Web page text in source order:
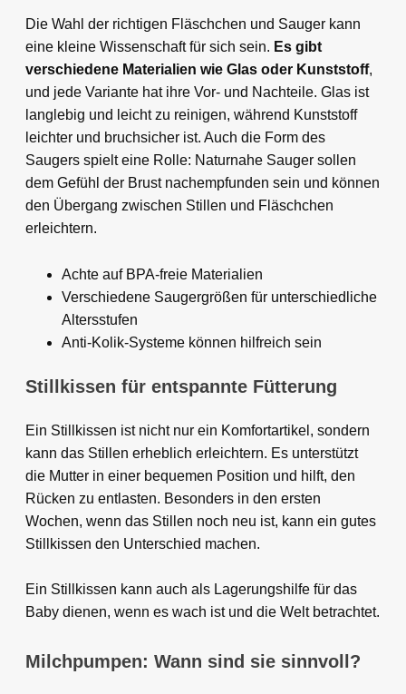
Die Wahl der richtigen Fläschchen und Sauger kann
eine kleine Wissenschaft für sich sein. Es gibt
verschiedene Materialien wie Glas oder Kunststoff,
und jede Variante hat ihre Vor- und Nachteile. Glas ist
langlebig und leicht zu reinigen, während Kunststoff
leichter und bruchsicher ist. Auch die Form des
Saugers spielt eine Rolle: Naturnahe Sauger sollen
dem Gefühl der Brust nachempfunden sein und können
den Übergang zwischen Stillen und Fläschchen
erleichtern.
Achte auf BPA-freie Materialien
Verschiedene Saugergrößen für unterschiedliche
Altersstufen
Anti-Kolik-Systeme können hilfreich sein
Stillkissen für entspannte Fütterung
Ein Stillkissen ist nicht nur ein Komfortartikel, sondern
kann das Stillen erheblich erleichtern. Es unterstützt
die Mutter in einer bequemen Position und hilft, den
Rücken zu entlasten. Besonders in den ersten
Wochen, wenn das Stillen noch neu ist, kann ein gutes
Stillkissen den Unterschied machen.
Ein Stillkissen kann auch als Lagerungshilfe für das
Baby dienen, wenn es wach ist und die Welt betrachtet.
Milchpumpen: Wann sind sie sinnvoll?